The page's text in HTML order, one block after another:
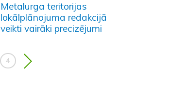
Metalurga teritorijas
lokālplānojuma redakcijā
veikti vairāki precizējumi
4